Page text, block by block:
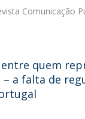
Comunicação
quem
a falta de